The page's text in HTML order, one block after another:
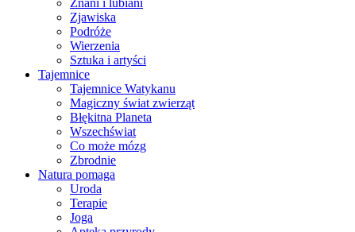
Znani i lubiani
Zjawiska
Podróże
Wierzenia
Sztuka i artyści
Tajemnice
Tajemnice Watykanu
Magiczny świat zwierząt
Błękitna Planeta
Wszechświat
Co może mózg
Zbrodnie
Natura pomaga
Uroda
Terapie
Joga